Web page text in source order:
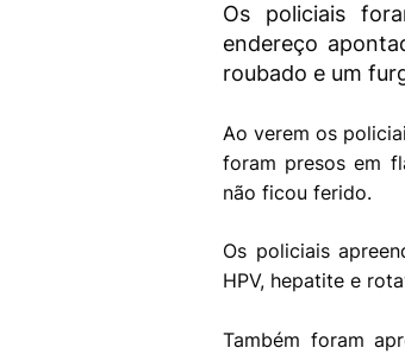
Os policiais
endereço
roubado e um
Ao verem os
foram presos em
não ficou ferido.
Os policiais
HPV, hepatite e
Também foram